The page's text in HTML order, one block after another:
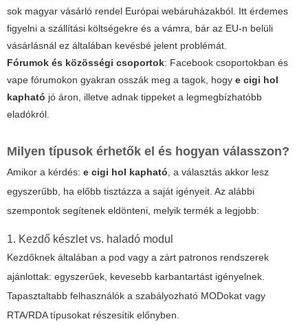
sok magyar vásárló rendel Európai webáruházakból. Itt érdemes
figyelni a szállítási költségekre és a vámra, bár az EU-n belüli
vásárlásnál ez általában kevésbé jelent problémát.
Fórumok és közösségi csoportok: Facebook csoportokban és
vape fórumokon gyakran osszák meg a tagok, hogy e cigi hol
kapható jó áron, illetve adnak tippeket a legmegbízhatóbb
eladókról.
Milyen típusok érhetők el és hogyan válasszon?
Amikor a kérdés: e cigi hol kapható , a választás akkor lesz
egyszerűbb, ha előbb tisztázza a saját igényeit. Az alábbi
szempontok segítenek eldönteni, melyik termék a legjobb:
1. Kezdő készlet vs. haladó modul
Kezdőknek általában a pod vagy a zárt patronos rendszerek
ajánlottak: egyszerűek, kevesebb karbantartást igényelnek.
Tapasztaltabb felhasználók a szabályozható MODokat vagy
RTA/RDA típusokat részesítik előnyben.